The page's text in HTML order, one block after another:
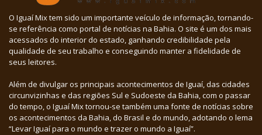
O Iguaí Mix tem sido um importante veículo de informação, tornando-
se referência como portal de notícias na Bahia. O site é um dos mais
acessados do interior do estado, ganhando credibilidade pela
qualidade de seu trabalho e conseguindo manter a fidelidade de
seus leitores.
Além de divulgar os principais acontecimentos de Iguaí, das cidades
circunvizinhas e das regiões Sul e Sudoeste da Bahia, com o passar
do tempo, o Iguaí Mix tornou-se também uma fonte de notícias sobre
os acontecimentos da Bahia, do Brasil e do mundo, adotando o lema
“Levar Iguaí para o mundo e trazer o mundo a Iguaí”.